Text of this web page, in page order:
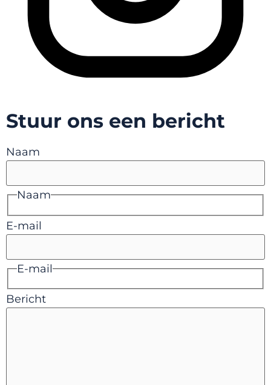
Stuur ons een bericht
Naam
Naam
E-mail
E-mail
Bericht